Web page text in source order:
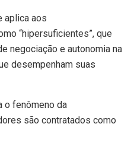
aplica aos
“hipersuficientes”, que
negociação e autonomia na
desempenham suas
o fenômeno da
são contratados como